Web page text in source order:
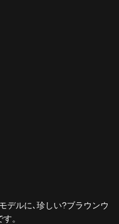
デルに､珍しい?ブラウンウ
。